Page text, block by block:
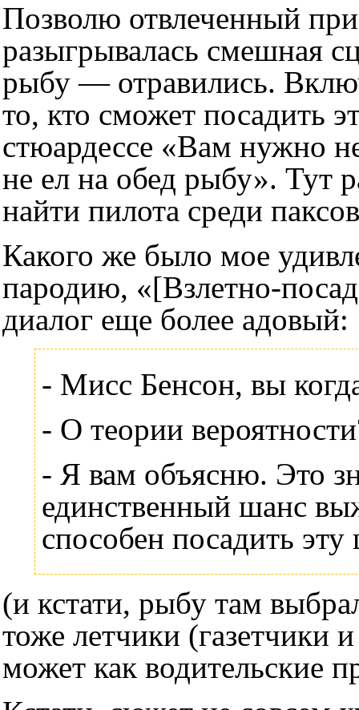
Позволю отвлеченный
разыгрывалась смешная
рыбу — отравились.
то, кто сможет посадить
стюардессе «Вам нужно
не ел на обед рыбу». Тут
найти пилота среди
Какого же было мое
пародию, «[Взлетно-
диалог еще более адовый:
- Мисс Бенсон, вы
- О теории
- Я вам объясню. Это
единственный шанс
способен посадить
(и кстати, рыбу там
тоже летчики (газетчики
может как водительские